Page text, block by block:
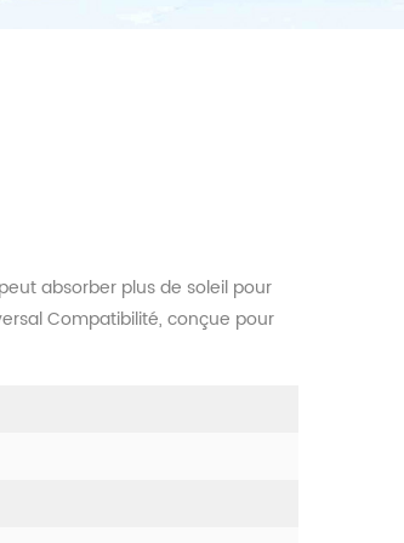
absorber plus de soleil pour
Compatibilité, conçue pour